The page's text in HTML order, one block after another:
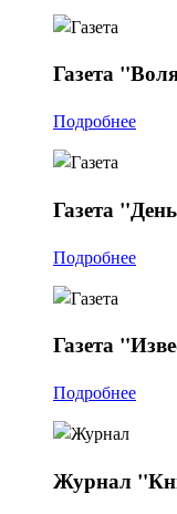
Газета
Подробнее
Газета
Подробнее
Газета
Подробнее
Журнал